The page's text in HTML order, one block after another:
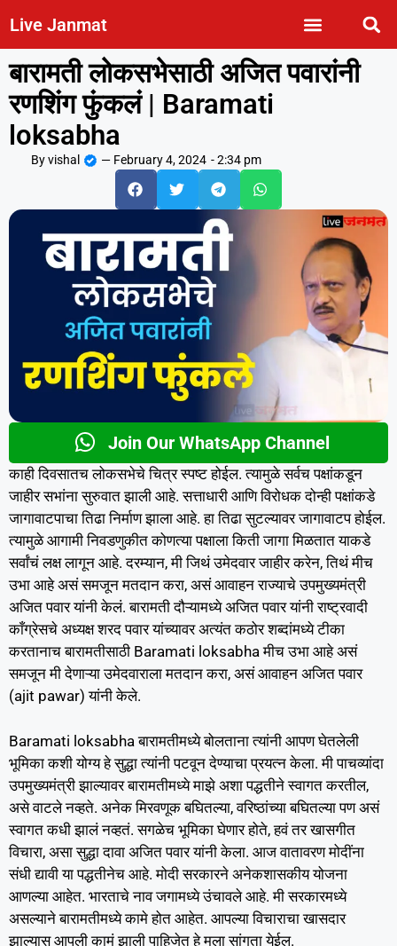
Live Janmat
बारामती लोकसभेसाठी अजित पवारांनी
रणशिंग फुंकलं | Baramati
loksabha
Byvishal — February 4, 2024 -2:34 pm
Join Our WhatsApp Channel
काही दिवसातच लोकसभेचे चित्र स्पष्ट होईल. त्यामुळे सर्वच पक्षांकडून
जाहीर सभांना सुरुवात झाली आहे. सत्ताधारी आणि विरोधक दोन्ही पक्षांकडे
जागावाटपाचा तिढा निर्माण झाला आहे. हा तिढा सुटल्यावर जागावाटप होईल.
त्यामुळे आगामी निवडणुकीत कोणत्या पक्षाला किती जागा मिळतात याकडे
सर्वांचं लक्ष लागून आहे. दरम्यान, मी जिथं उमेदवार जाहीर करेन, तिथं मीच
उभा आहे असं समजून मतदान करा, असं आवाहन राज्याचे उपमुख्यमंत्री
अजित पवार यांनी केलं. बारामती दौऱ्यामध्ये अजित पवार यांनी राष्ट्रवादी
काँग्रेसचे अध्यक्ष शरद पवार यांच्यावर अत्यंत कठोर शब्दांमध्ये टीका
करतानाच बारामतीसाठी Baramati loksabha मीच उभा आहे असं
समजून मी देणाऱ्या उमेदवाराला मतदान करा, असं आवाहन अजित पवार
(ajit pawar) यांनी केले.
Baramati loksabha बारामतीमध्ये बोलताना त्यांनी आपण घेतलेली
भूमिका कशी योग्य हे सुद्धा त्यांनी पटवून देण्याचा प्रयत्न केला. मी पाचव्यांदा
उपमुख्यमंत्री झाल्यावर बारामतीमध्ये माझे अशा पद्धतीने स्वागत करतील,
असे वाटले नव्हते. अनेक मिरवणूक बघितल्या, वरिष्ठांच्या बघितल्या पण असं
स्वागत कधी झालं नव्हतं. सगळेच भूमिका घेणार होते, हवं तर खासगीत
विचारा, असा सुद्धा दावा अजित पवार यांनी केला. आज वातावरण मोदींना
संधी द्यावी या पद्धतीनेच आहे. मोदी सरकारने अनेकशासकीय योजना
आणल्या आहेत. भारताचे नाव जगामध्ये उंचावले आहे. मी सरकारमध्ये
असल्याने बारामतीमध्ये कामे होत आहेत. आपल्या विचाराचा खासदार
झाल्यास आपली कामं झाली पाहिजेत हे मला सांगता येईल.